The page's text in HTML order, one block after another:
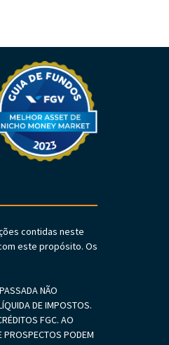
contidas neste
este propósito. Os
NÃO
DE IMPOSTOS.
FGC. AO
PROSPECTOS PODEM